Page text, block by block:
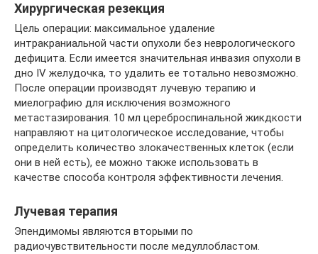
Хирургическая резекция
Цель операции: максимальное удаление
интракраниальной части опухоли без неврологического
дефицита. Если имеется значительная инвазия опухоли в
дно IV желудочка, то удалить ее тотально невозможно.
После операции производят лучевую терапию и
миелографию для исключения возможного
метастазирования. 10 мл цереброспинальной жикдкости
направляют на цитологическое исследование, чтобы
определить количество злокачественных клеток (если
они в ней есть), ее можно также использовать в
качестве способа контроля эффективности лечения.
Лучевая терапия
Эпендимомы являются вторыми по
радиочувствительности после медуллобластом.